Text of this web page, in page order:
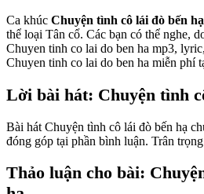
Ca khúc Chuyện tình cô lái đò bến hạ
thể loại Tân cổ. Các bạn có thể nghe,
Chuyen tinh co lai do ben ha mp3,
Chuyen tinh co lai do ben ha miễn phí
Lời bài hát: Chuyện tình
Bài hát Chuyện tình cô lái đò bến hạ
đóng góp tại phần bình luận. Trân
Thảo luận cho bài: